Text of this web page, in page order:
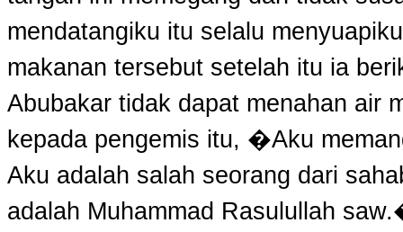
mendatangiku itu selalu
makanan tersebut setelah itu ia
Abubakar tidak dapat menahan air
kepada pengemis itu, �Aku
Aku adalah salah seorang dari
adalah Muhammad Rasulullah